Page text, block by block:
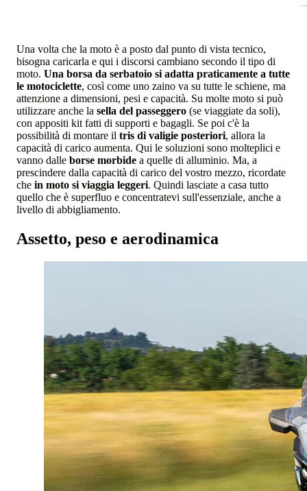
Una volta che la moto è a posto dal punto di vista tecnico,
bisogna caricarla e qui i discorsi cambiano secondo il tipo di
moto. Una borsa da serbatoio si adatta praticamente a tutte
le motociclette, così come uno zaino va su tutte le schiene, ma
attenzione a dimensioni, pesi e capacità. Su molte moto si può
utilizzare anche la sella del passeggero (se viaggiate da soli),
con appositi kit fatti di supporti e bagagli. Se poi c'è la
possibilità di montare il tris di valigie posteriori, allora la
capacità di carico aumenta. Qui le soluzioni sono molteplici e
vanno dalle borse morbide a quelle di alluminio. Ma, a
prescindere dalla capacità di carico del vostro mezzo, ricordate
che in moto si viaggia leggeri. Quindi lasciate a casa tutto
quello che è superfluo e concentratevi sull'essenziale, anche a
livello di abbigliamento.
Assetto, peso e aerodinamica